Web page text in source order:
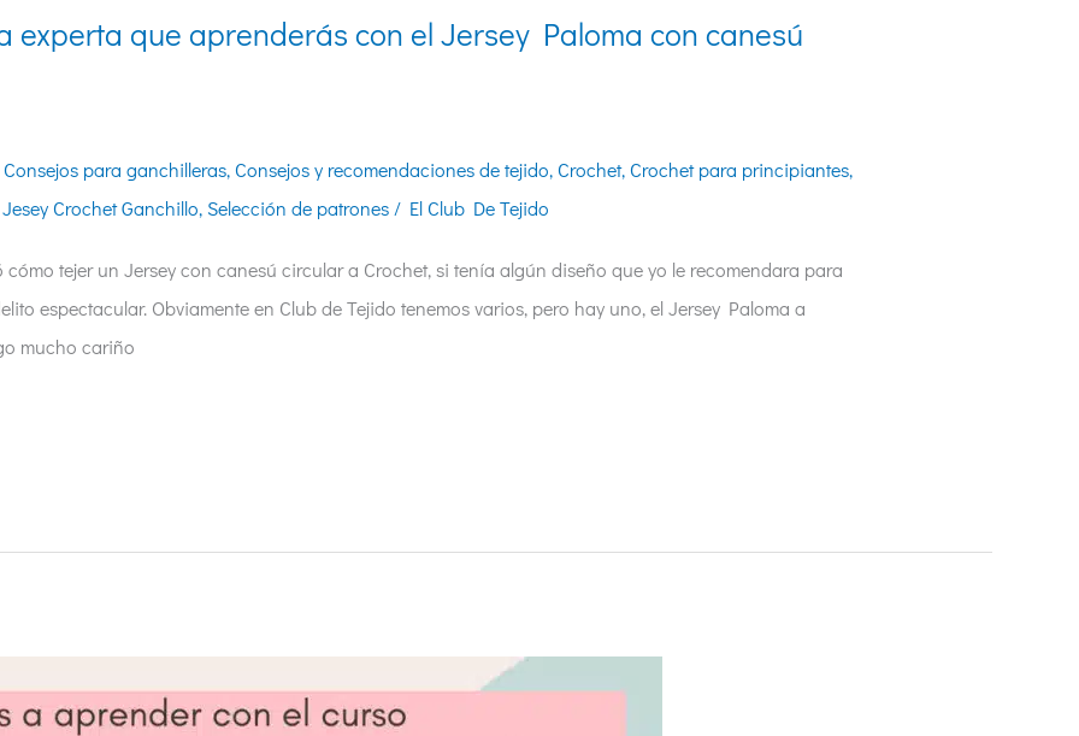
experta que aprenderás con el Jersey Paloma con canesú
Consejos para ganchilleras,Consejos y recomendaciones de tejido,Crochet,Crochet para principiantes,
Jesey Crochet Ganchillo, Selección de patrones/ El Club De Tejido
tejer un Jersey con canesú circular a Crochet, si tenía algún diseño que yo le recomendara para
espectacular. Obviamente en Club de Tejido tenemos varios, pero hay uno, el Jersey Paloma a
mucho cariño